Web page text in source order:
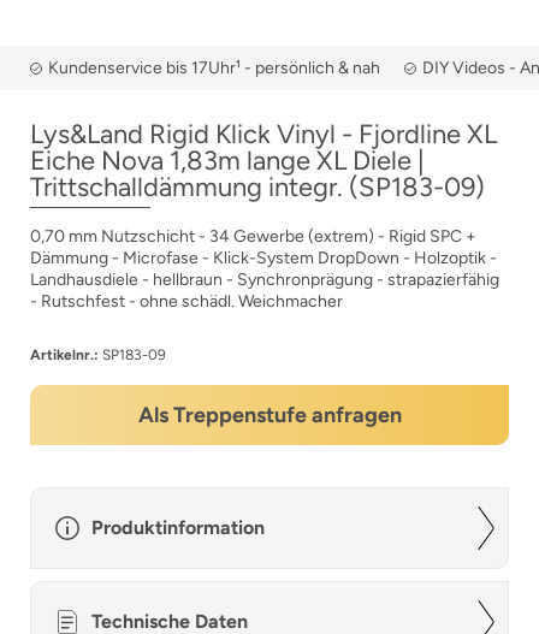
Kundenservice bis 17Uhr¹ - persönlich & nah DIY Videos -
Lys&Land Rigid Klick Vinyl - Fjordline XL
Eiche Nova 1,83m lange XL Diele |
Trittschalldämmung integr. (SP183-09)
0,70 mm Nutzschicht - 34 Gewerbe (extrem) - Rigid SPC +
Dämmung - Microfase - Klick-System DropDown - Holzoptik -
Landhausdiele - hellbraun - Synchronprägung - strapazierfähig
- Rutschfest - ohne schädl. Weichmacher
Artikelnr.: SP183-09
Als Treppenstufe anfragen
Produktinformation
Technische Daten